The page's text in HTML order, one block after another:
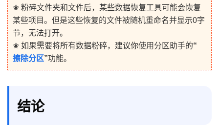
✬ 粉碎文件夹和文件后，某些数据恢复工具可能会恢复
某些项目。但是这些恢复的文件被随机重命名并显示0字
节，无法打开。
✬ 如果需要将所有数据粉碎，建议你使用分区助手的“
擦除分区”功能。
结论